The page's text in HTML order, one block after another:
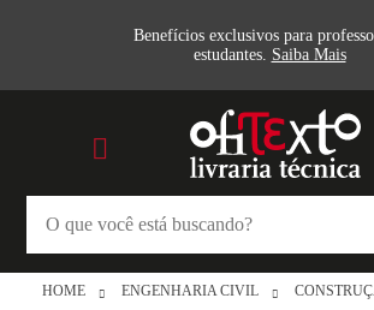
Benefícios exclusivos para
estudantes. Saiba Mais
HOME ENGENHARIA CIVIL